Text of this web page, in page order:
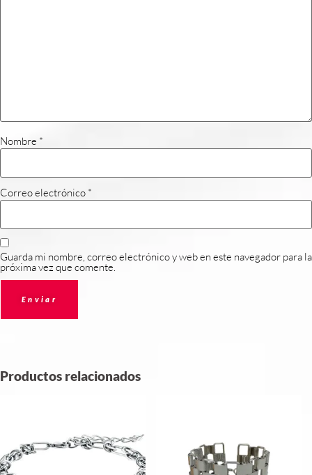
Nombre *
Correo electrónico *
Guarda mi nombre, correo electrónico y web en este navegador para la
próxima vez que comente.
Productos relacionados